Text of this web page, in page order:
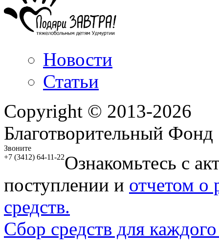
Новости
Статьи
Copyright © 2013-2026
Благотворительный
Звоните
+7 (3412) 64-11-22Ознакомьтесь с
поступлении и отчетом о
средств.
Сбор средств для